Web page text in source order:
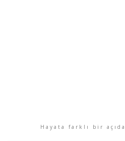
Hayata farklı bir